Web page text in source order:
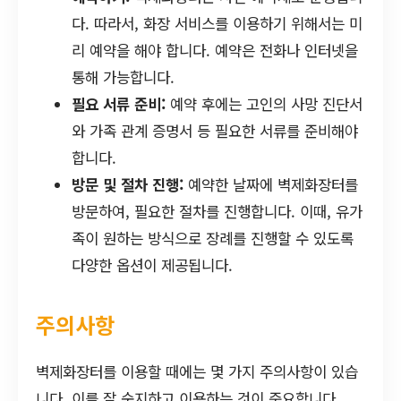
다. 따라서, 화장 서비스를 이용하기 위해서는 미
리 예약을 해야 합니다. 예약은 전화나 인터넷을
통해 가능합니다.
필요 서류 준비: 예약 후에는 고인의 사망 진단서
와 가족 관계 증명서 등 필요한 서류를 준비해야
합니다.
방문 및 절차 진행: 예약한 날짜에 벽제화장터를
방문하여, 필요한 절차를 진행합니다. 이때, 유가
족이 원하는 방식으로 장례를 진행할 수 있도록
다양한 옵션이 제공됩니다.
주의사항
벽제화장터를 이용할 때에는 몇 가지 주의사항이 있습